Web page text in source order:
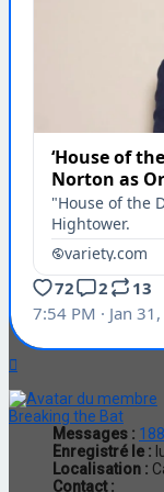
Breaking the Bat
Messages :
Enregistré le :
Localisation :
Contact :